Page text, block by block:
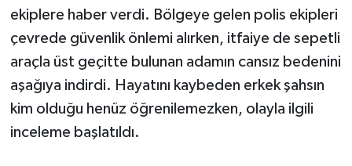
ekiplere haber verdi. Bölgeye gelen polis ekipleri
çevrede güvenlik önlemi alırken, itfaiye de sepetli
araçla üst geçitte bulunan adamın cansız bedenini
aşağıya indirdi. Hayatını kaybeden erkek şahsın
kim olduğu henüz öğrenilemezken, olayla ilgili
inceleme başlatıldı.